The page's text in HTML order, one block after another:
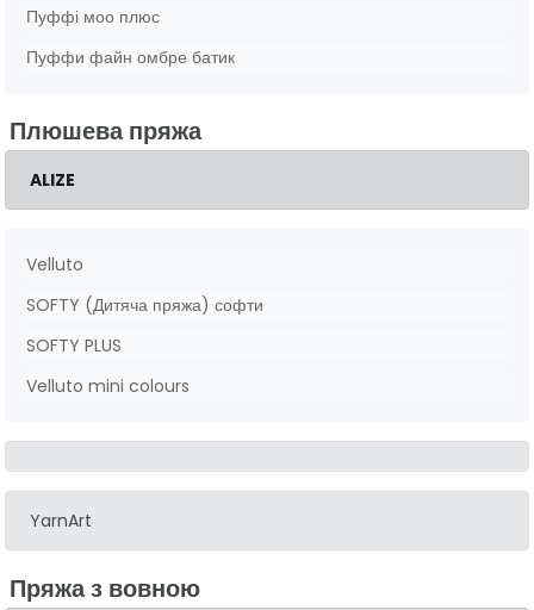
Пуффі моо плюс
Пуффи файн омбре батик
Плюшева пряжа
ALIZE
Velluto
SOFTY (Дитяча пряжа) софти
SOFTY PLUS
Velluto mini colours
YarnArt
Пряжа з вовною